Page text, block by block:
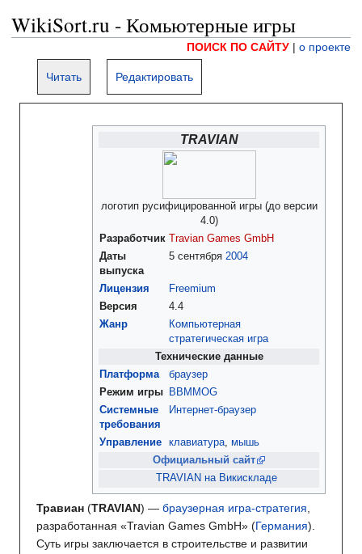
WikiSort.ru - Комьютерные игры
ПОИСК ПО САЙТУ | о проекте
Читать Редактировать
TRAVIAN
логотип русифицированной игры (до версии
4.0)
Разработчик
Travian Games GmbH
Даты
выпуска
5 сентября 2004
Лицензия
Freemium
Версия
4.4
Жанр
Компьютерная
стратегическая игра
Технические данные
Платформа
браузер
Режим игры
BBMMOG
Системные
требования
Интернет-браузер
Управление клавиатура, мышь
Официальный сайт
TRAVIAN на Викискладе
Травиан (TRAVIAN) — браузерная игра-стратегия,
разработанная «Travian Games GmbH» (Германия).
Суть игры заключается в строительстве и развитии